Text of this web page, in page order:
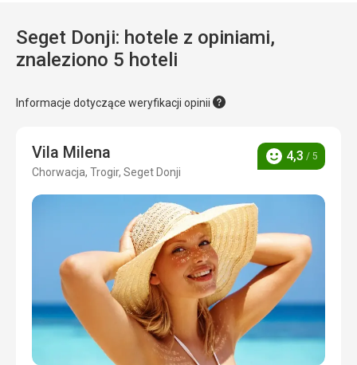
Seget Donji: hotele z opiniami,
znaleziono 5 hoteli
Informacje dotyczące weryfikacji opinii
Vila Milena
Chorwacja, Trogir, Seget Donji
Ocena
4,3 / 5